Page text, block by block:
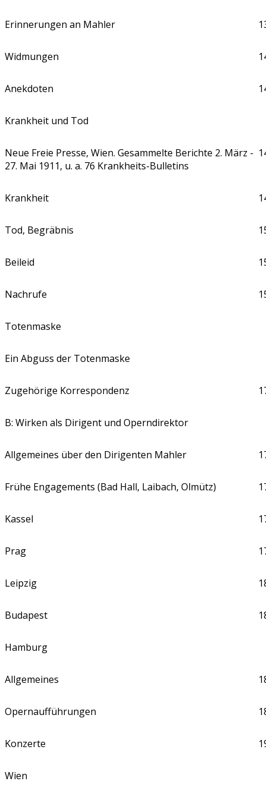
Erinnerungen an Mahler
Widmungen
Anekdoten
Krankheit und Tod
Neue Freie Presse, Wien. Gesammelte Berichte 2. März -
27. Mai 1911, u. a. 76 Krankheits-Bulletins
Krankheit
Tod, Begräbnis
Beileid
Nachrufe
Totenmaske
Ein Abguss der Totenmaske
Zugehörige Korrespondenz
B: Wirken als Dirigent und Operndirektor
Allgemeines über den Dirigenten Mahler
Frühe Engagements (Bad Hall, Laibach, Olmütz)
Kassel
Prag
Leipzig
Budapest
Hamburg
Allgemeines
Opernaufführungen
Konzerte
Wien